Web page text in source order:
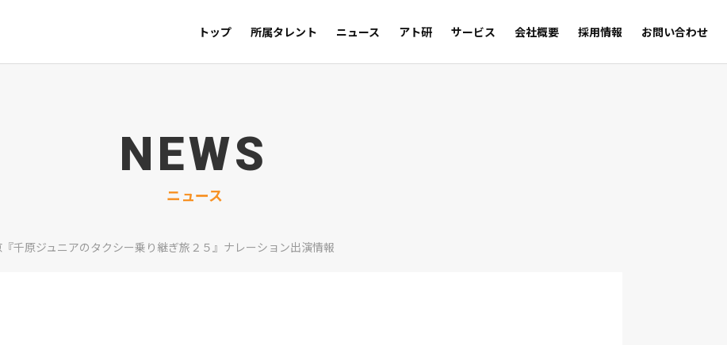
トップ 所属タレント ニュース アト研 サービス 会社概要 採用情報 お問い合わせ
NEWS
ニュース
千原ジュニアのタクシー乗り継ぎ旅２５』ナレーション出演情報